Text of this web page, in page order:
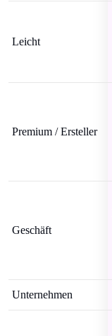
Leicht
Premium / Ersteller
Geschäft
Unternehmen